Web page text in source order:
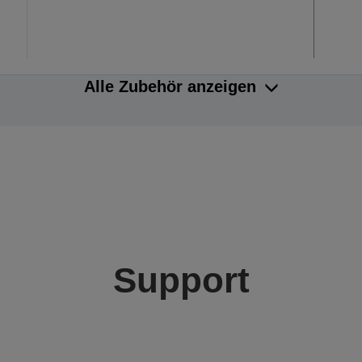
Alle Zubehör anzeigen
Support